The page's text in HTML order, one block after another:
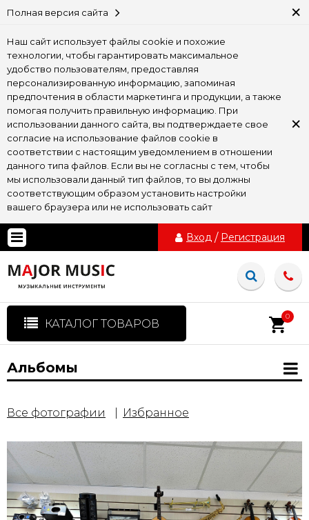
Полная версия сайта ×
Наш сайт использует файлы cookie и похожие
технологии, чтобы гарантировать максимальное
удобство пользователям, предоставляя
персонализированную информацию, запоминая
предпочтения в области маркетинга и продукции, а также
помогая получить правильную информацию. При
использовании данного сайта, вы подтверждаете свое
согласие на использование файлов cookie в
соответствии с настоящим уведомлением в отношении
данного типа файлов. Если вы не согласны с тем, чтобы
мы использовали данный тип файлов, то вы должны
соответствующим образом установить настройки
вашего браузера или не использовать сайт
×
Вход / Регистрация
КАТАЛОГ ТОВАРОВ
0
Все фотографии Избранное
Альбомы